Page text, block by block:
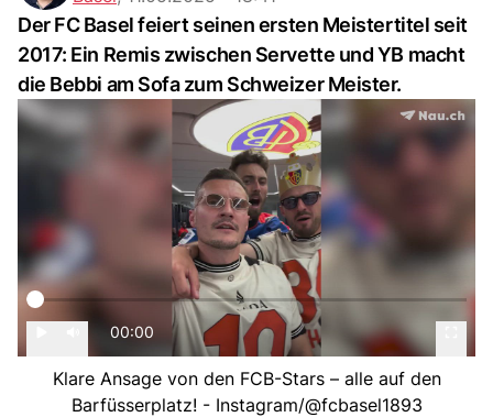
Der FC Basel feiert seinen ersten Meistertitel seit
2017: Ein Remis zwischen Servette und YB macht
die Bebbi am Sofa zum Schweizer Meister.
00:00
Klare Ansage von den FCB-Stars – alle auf den
Barfüsserplatz! - Instagram/@fcbasel1893